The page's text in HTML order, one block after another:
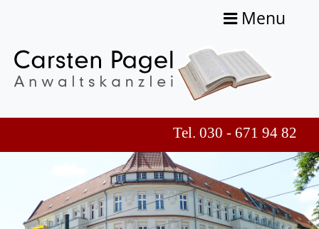
Menu
Tel. 030 - 671 94 82